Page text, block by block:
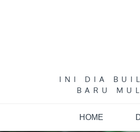
INI DIA
BARU
HOME